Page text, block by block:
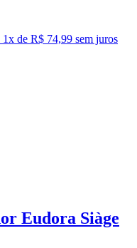
1x de R$ 74,99 sem juros
Eudora Siàge